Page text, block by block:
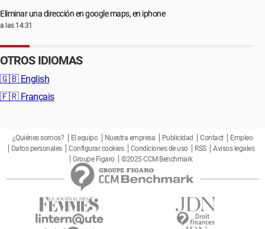
Eliminar una dirección en google maps, en iphone
a las 14:31
OTROS IDIOMAS
🇬🇧 English
🇫🇷 Français
¿Quiénes somos? El equipo Nuestra empresa Publicidad Contact
Empleo
Datos personales
Configurar cookies Condiciones de uso RSS
Avisos legales
Groupe Figaro
©2025 CCM Benchmark